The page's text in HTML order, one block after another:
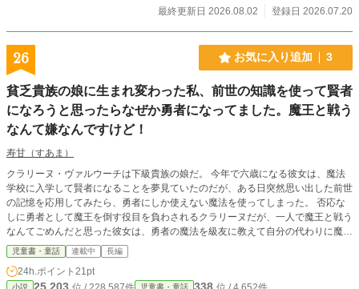
最終更新日 2026.08.02
登録日 2026.07.20
26 お気に入り追加 3
貧乏貴族の娘に生まれ変わった私、前世の知識を使って賢者
になろうと思ったらなぜか勇者になってました。魔王と戦う
なんて嫌なんですけど！
寿甘（すあま）
クラリーヌ・ヴァルウーチは下級貴族の娘だ。 今年で六歳になる彼女は、魔法
学校に入学して賢者になることを夢見ていたのだが、ある日突然思い出した前世
の記憶を応用してみたら、勇者にしか使えない魔法を使ってしまった。 否応な
しに勇者として魔王を倒す役目を負わされるクラリーヌだが、一人で魔王と戦う
なんてごめんだと思った彼女は、勇者の魔法を級友に教えて自分の代わりに魔王
と戦わせようと目論む。 結局仲間と共に魔王退治の旅に出た彼女は、精霊や謎
の城、ロボットにしか見えない神様から多くのことを教わり、この世界の真実に
迫っていく。
児童書・童話 連載中 長編
24h.ポイント 21pt
小説 児童書・童話